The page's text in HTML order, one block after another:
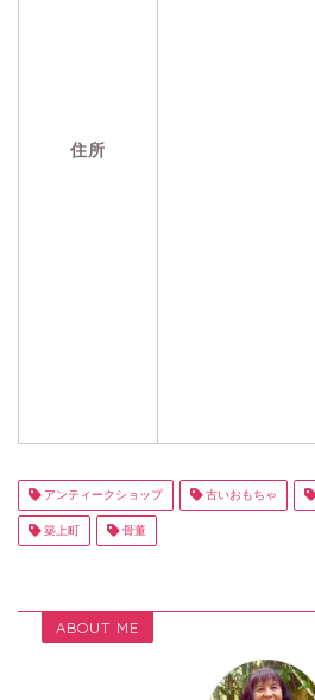
住所
アンティークショップ 古いおもちゃ
築上町 骨董
ABOUT ME